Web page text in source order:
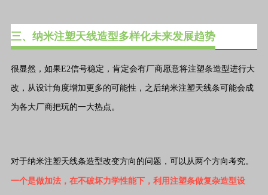
三、纳米注塑天线造型多样化未来发展趋势
很显然，如果E2信号稳定，肯定会有厂商愿意将注塑条造型进行大
改，从设计角度增加更多的可能性，之后纳米注塑天线条可能会成
为各大厂商把玩的一大热点。
对于纳米注塑天线条造型改变方向的问题，可以从两个方向考究。
一个是做加法，在不破坏力学性能下，利用注塑条做复杂造型设